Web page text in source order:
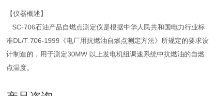
【仪器概述】
SC-706石油产品自燃点测定仪是根据中华人民共和国电力行业标
准DL/T 706-1999《电厂用抗燃油自燃点测定方法》所规定的要求设
计制造的，用于测定30MW 以上发电机组调速系统中抗燃油的自燃
点温度。